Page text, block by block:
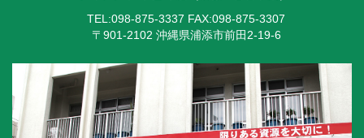
TEL:098-875-3337 FAX:098-875-3307
〒901-2102 沖縄県浦添市前田2-19-6